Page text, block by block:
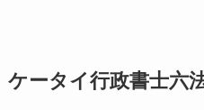
ケータイ行政書士六